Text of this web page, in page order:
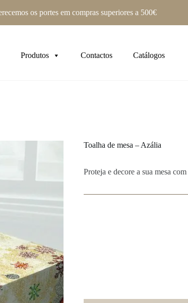
os portes em compras superiores a 500€
Produtos Contactos Catálogos
Toalha de mesa – Azália
Proteja e decore a sua mesa